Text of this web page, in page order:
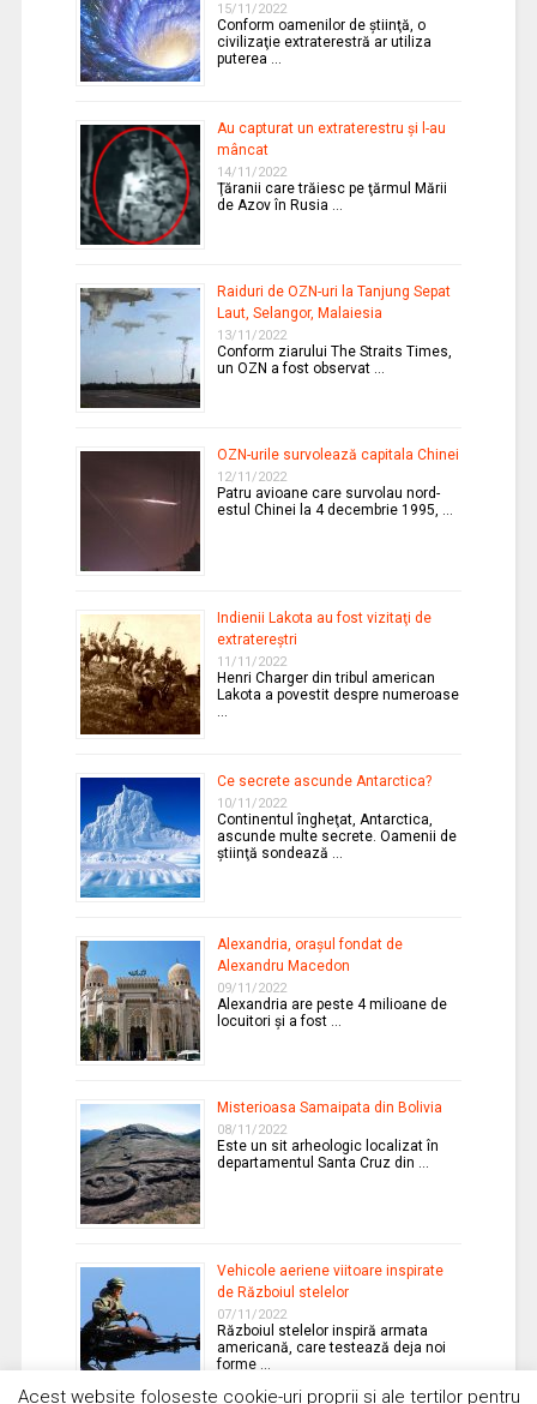
15/11/2022
Conform oamenilor de ştiinţă, o
civilizaţie extraterestră ar utiliza
puterea …
Au capturat un extraterestru şi l-au
mâncat
14/11/2022
Ţăranii care trăiesc pe ţărmul Mării
de Azov în Rusia …
Raiduri de OZN-uri la Tanjung Sepat
Laut, Selangor, Malaiesia
13/11/2022
Conform ziarului The Straits Times,
un OZN a fost observat …
OZN-urile survolează capitala Chinei
12/11/2022
Patru avioane care survolau nord-
estul Chinei la 4 decembrie 1995, …
Indienii Lakota au fost vizitaţi de
extratereştri
11/11/2022
Henri Charger din tribul american
Lakota a povestit despre numeroase
…
Ce secrete ascunde Antarctica?
10/11/2022
Continentul îngheţat, Antarctica,
ascunde multe secrete. Oamenii de
ştiinţă sondează …
Alexandria, oraşul fondat de
Alexandru Macedon
09/11/2022
Alexandria are peste 4 milioane de
locuitori şi a fost …
Misterioasa Samaipata din Bolivia
08/11/2022
Este un sit arheologic localizat în
departamentul Santa Cruz din …
Vehicole aeriene viitoare inspirate
de Războiul stelelor
07/11/2022
Războiul stelelor inspiră armata
americană, care testează deja noi
forme …
Acest website foloseste cookie-uri proprii si ale tertilor pentru